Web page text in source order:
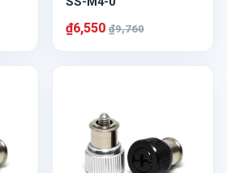
₫6,550 ₫9,760